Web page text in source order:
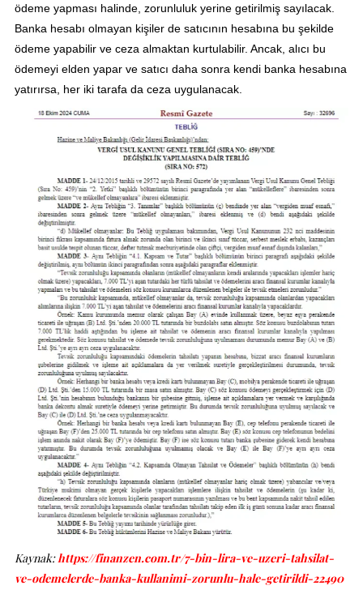
ödeme yapması halinde, zorunluluk yerine getirilmiş sayılacak.
Banka hesabı olmayan kişiler de satıcının hesabına bu şekilde
ödeme yapabilir ve ceza almaktan kurtulabilir. Ancak, alıcı bu
ödemeyi elden yapar ve satıcı daha sonra kendi banka hesabına
yatırırsa, her iki tarafa da ceza uygulanacak.
Kaynak:https://finanzen.com.tr/7-bin-lira-ve-uzeri-tahsilat-
ve-odemelerde-banka-kullanimi-zorunlu-hale-getirildi-22490